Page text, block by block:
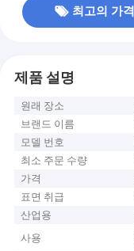
최고의 가격
제품 설명
원래 장소
브랜드 이름
모델 번호
최소 주문 수량
가격
표면 취급
산업용
사용